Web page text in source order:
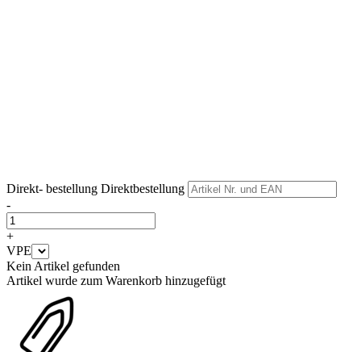
Direkt- bestellung Direktbestellung
-
+
VPE
Kein Artikel gefunden
Artikel wurde zum Warenkorb hinzugefügt